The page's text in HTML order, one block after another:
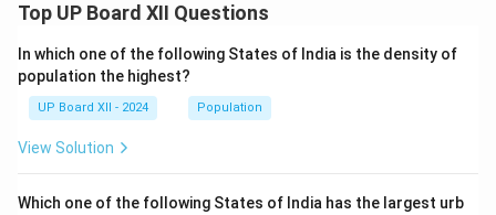
Top UP Board XII Questions
In which one of the following States of India is the density of
population the highest?
UP Board XII - 2024 Population
View Solution
Which one of the following States of India has the largest urb